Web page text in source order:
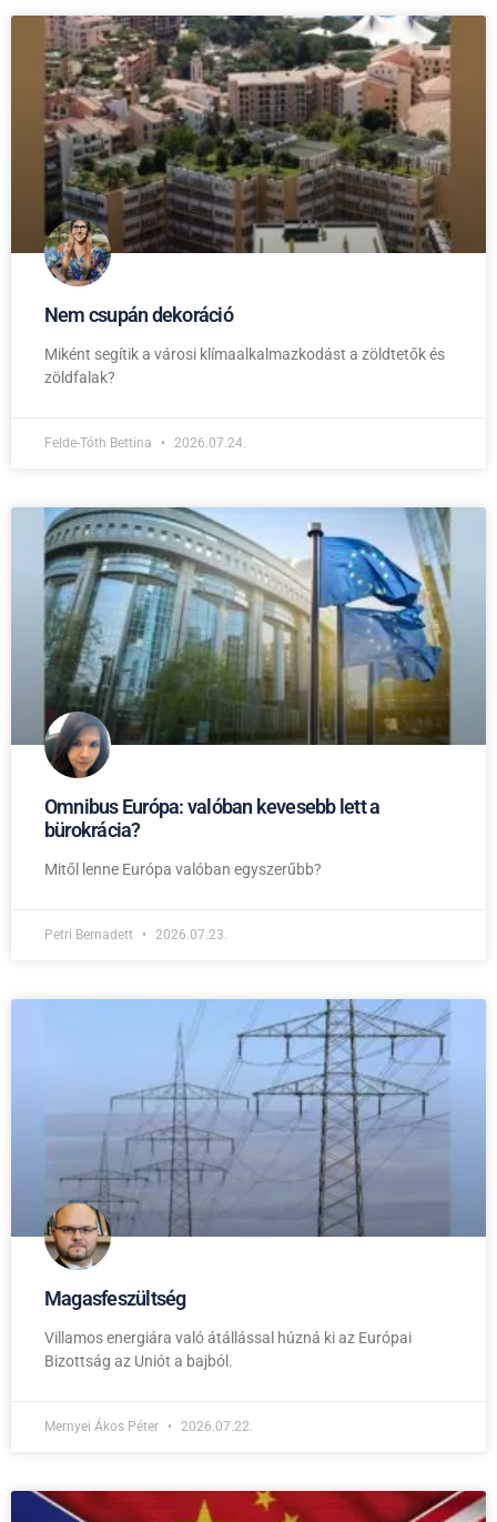
Nem csupán dekoráció
Miként segítik a városi klímaalkalmazkodást a zöldtetők és
zöldfalak?
Felde-Tóth Bettina 2026.07.24.
Omnibus Európa: valóban kevesebb lett a
bürokrácia?
Mitől lenne Európa valóban egyszerűbb?
Petri Bernadett 2026.07.23.
Magasfeszültség
Villamos energiára való átállással húzná ki az Európai
Bizottság az Uniót a bajból.
Mernyei Ákos Péter 2026.07.22.